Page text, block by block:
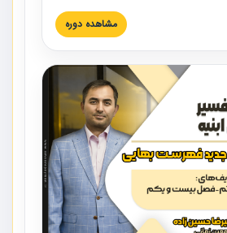
بها تفسیر و ارائه شده است. این
بوده و به همراه تصاویر عملیات
مدیر پروژه مهندسی
بها رشته ابنیه ارائه شده و به تمام
صنعت ساخت در حال فعالیت هستند حتما
این دوره استفاده نمایند.
مشاهده دوره